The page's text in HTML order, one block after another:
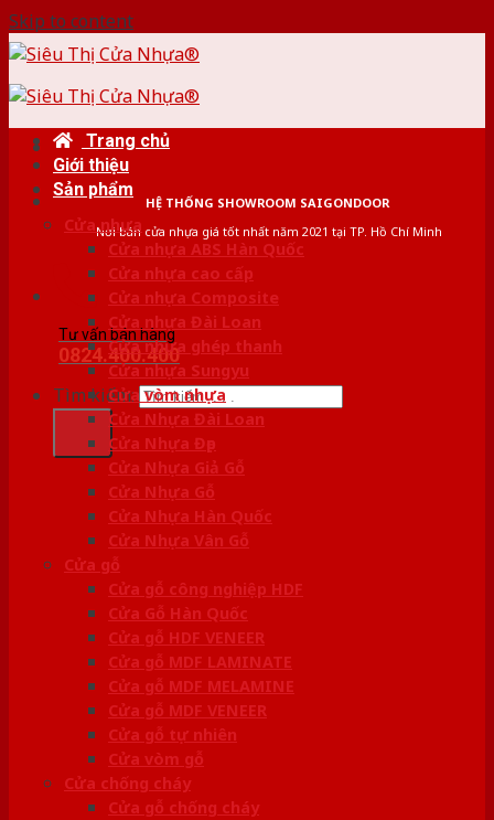
Skip to content
HỆ THỐNG SHOWROOM SAIGONDOOR
Nơi bán cửa nhựa giá tốt nhất năm 2021 tại TP. Hồ Chí Minh
Tư vấn bán hàng
0824.400.400
Tìm kiếm:
Trang chủ
Giới thiệu
Sản phẩm
Cửa nhựa
Cửa nhựa ABS Hàn Quốc
Cửa nhựa cao cấp
Cửa nhựa Composite
Cửa nhựa Đài Loan
Cửa nhựa ghép thanh
Cửa nhựa Sungyu
Cửa vòm nhựa
Cửa Nhựa Đài Loan
Cửa Nhựa Đẹp
Cửa Nhựa Giả Gỗ
Cửa Nhựa Gỗ
Cửa Nhựa Hàn Quốc
Cửa Nhựa Vân Gỗ
Cửa gỗ
Cửa gỗ công nghiệp HDF
Cửa Gỗ Hàn Quốc
Cửa gỗ HDF VENEER
Cửa gỗ MDF LAMINATE
Cửa gỗ MDF MELAMINE
Cửa gỗ MDF VENEER
Cửa gỗ tự nhiên
Cửa vòm gỗ
Cửa chống cháy
Cửa gỗ chống cháy